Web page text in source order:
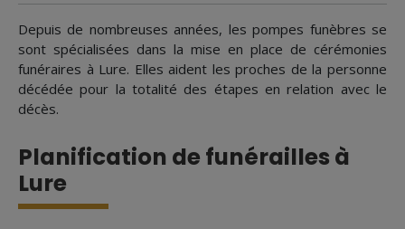
Depuis de nombreuses années, les pompes funèbres se
sont spécialisées dans la mise en place de cérémonies
funéraires à Lure. Elles aident les proches de la personne
décédée pour la totalité des étapes en relation avec le
décès.
Planification de funérailles à
Lure